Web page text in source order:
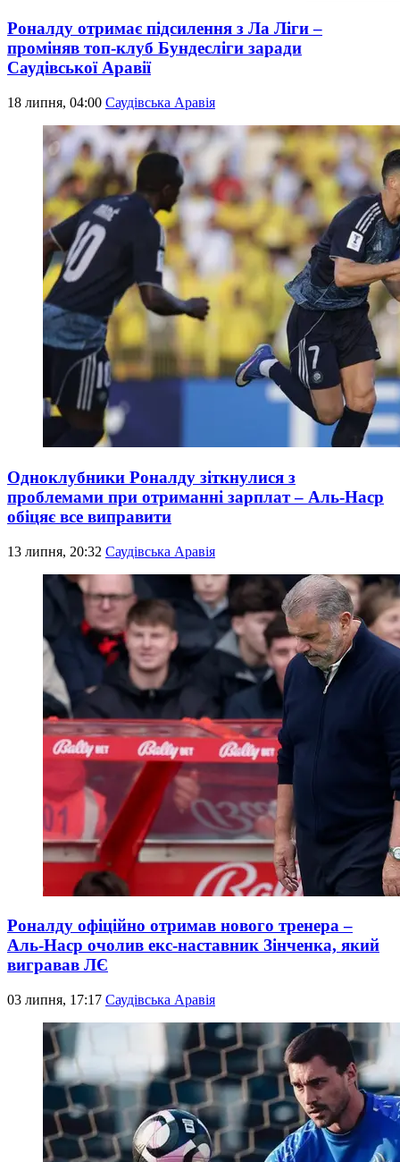
Роналду отримає підсилення з Ла Ліги –
проміняв топ-клуб Бундесліги заради
Саудівської Аравії
18 липня, 04:00 Саудівська Аравія
Одноклубники Роналду зіткнулися з
проблемами при отриманні зарплат – Аль-Наср
обіцяє все виправити
13 липня, 20:32 Саудівська Аравія
Роналду офіційно отримав нового тренера –
Аль-Наср очолив екс-наставник Зінченка, який
вигравав ЛЄ
03 липня, 17:17 Саудівська Аравія